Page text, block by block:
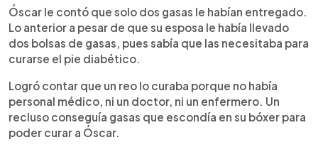
Óscar le contó que solo dos gasas le habían entregado.
Lo anterior a pesar de que su esposa le había llevado
dos bolsas de gasas, pues sabía que las necesitaba para
curarse el pie diabético.
Logró contar que un reo lo curaba porque no había
personal médico, ni un doctor, ni un enfermero. Un
recluso conseguía gasas que escondía en su bóxer para
poder curar a Óscar.